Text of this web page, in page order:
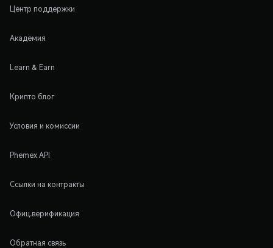
Центр поддержки
Академия
Learn & Earn
Крипто блог
Условия и комиссии
Phemex API
Ссылки на контракты
Офиц.верификация
Обратная связь